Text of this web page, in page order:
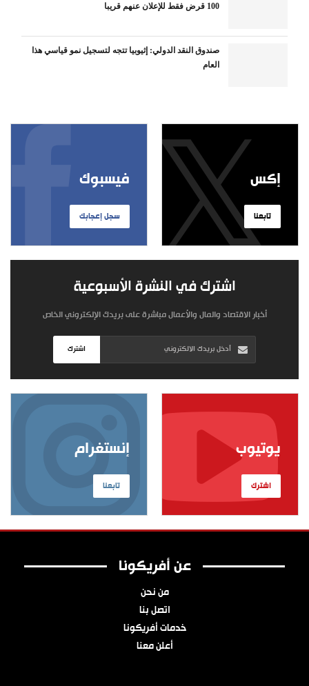
100 قرض فقط للإعلان عنهم قريبا
صندوق النقد الدولي: إثيوبيا تتجه لتسجيل نمو قياسي هذا
العام
فيسبوك
سجل إعجابك
إكس
تابعنا
اشترك في النشرة الأسبوعية
أخبار الاقتصاد والمال والأعمال مباشرة على بريدك الإلكتروني الخاص
اشترك
إنستغرام
تابعنا
يوتيوب
اشترك
عن أفريكونا
من نحن
اتصل بنا
خدمات أفريكونا
أعلن معنا